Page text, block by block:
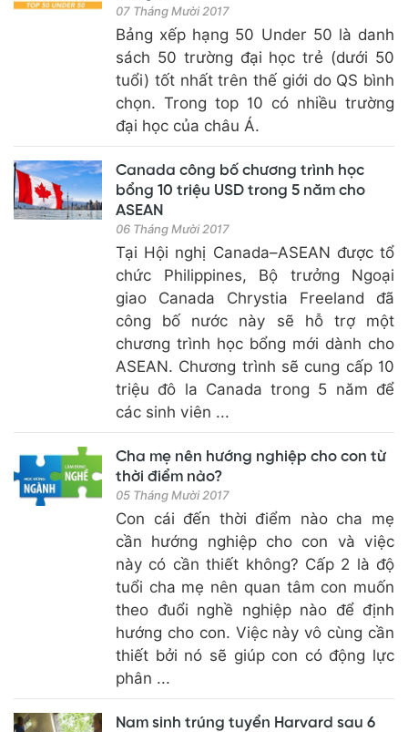
07 Tháng Mười 2017
Bảng xếp hạng 50 Under 50 là danh
sách 50 trường đại học trẻ (dưới 50
tuổi) tốt nhất trên thế giới do QS bình
chọn. Trong top 10 có nhiều trường
đại học của châu Á.
Canada công bố chương trình học
bổng 10 triệu USD trong 5 năm cho
ASEAN
06 Tháng Mười 2017
Tại Hội nghị Canada–ASEAN được tổ
chức Philippines, Bộ trưởng Ngoại
giao Canada Chrystia Freeland đã
công bố nước này sẽ hỗ trợ một
chương trình học bổng mới dành cho
ASEAN. Chương trình sẽ cung cấp 10
triệu đô la Canada trong 5 năm để
các sinh viên ...
Cha mẹ nên hướng nghiệp cho con từ
thời điểm nào?
05 Tháng Mười 2017
Con cái đến thời điểm nào cha mẹ
cần hướng nghiệp cho con và việc
này có cần thiết không? Cấp 2 là độ
tuổi cha mẹ nên quan tâm con muốn
theo đuổi nghề nghiệp nào để định
hướng cho con. Việc này vô cùng cần
thiết bởi nó sẽ giúp con có động lực
phân ...
Nam sinh trúng tuyển Harvard sau 6